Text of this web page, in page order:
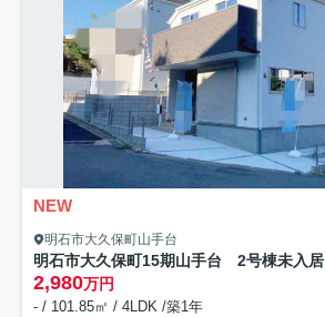
NEW
明石市大久保町山手台
明石市大久保町15期山手台 2号棟未入居
2,980万円
- / 101.85㎡ / 4LDK /築1年